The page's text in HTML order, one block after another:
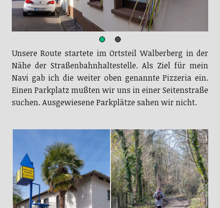
Unsere Route startete im Ortsteil Walberberg in der
Nähe der Straßenbahnhaltestelle. Als Ziel für mein
Navi gab ich die weiter oben genannte Pizzeria ein.
Einen Parkplatz mußten wir uns in einer Seitenstraße
suchen. Ausgewiesene Parkplätze sahen wir nicht.